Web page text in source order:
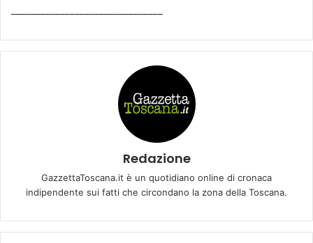
Redazione
GazzettaToscana.it è un quotidiano online di cronaca
indipendente sui fatti che circondano la zona della Toscana.